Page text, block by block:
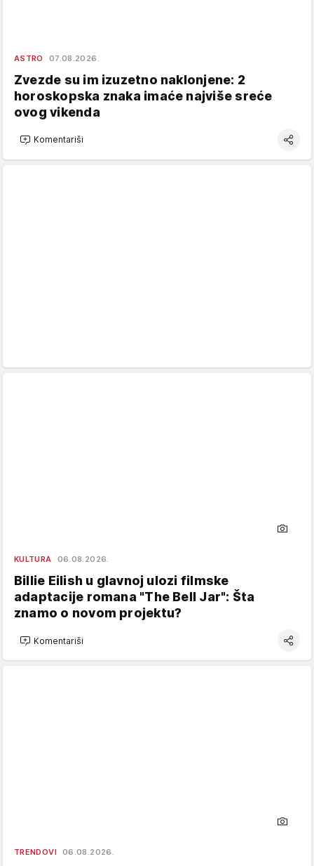
ASTRO 07.08.2026.
Zvezde su im izuzetno naklonjene: 2
horoskopska znaka imaće najviše sreće
ovog vikenda
Komentariši
KULTURA 06.08.2026.
Billie Eilish u glavnoj ulozi filmske
adaptacije romana "The Bell Jar": Šta
znamo o novom projektu?
Komentariši
TRENDOVI 06.08.2026.